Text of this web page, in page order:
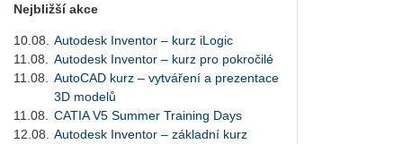
Nejbližší akce
10.08.
Autodesk Inventor – kurz iLogic
11.08.
Autodesk Inventor – kurz pro pokročilé
11.08.
AutoCAD kurz – vytváření a prezentace
3D modelů
11.08.
CATIA V5 Summer Training Days
12.08.
Autodesk Inventor – základní kurz